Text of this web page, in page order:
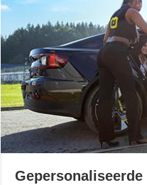
Gepersonaliseerde